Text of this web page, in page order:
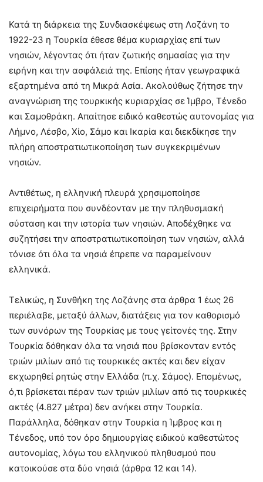
Κατά τη διάρκεια της Συνδιασκέψεως στη Λοζάνη το
1922-23 η Τουρκία έθεσε θέμα κυριαρχίας επί των
νησιών, λέγοντας ότι ήταν ζωτικής σημασίας για την
ειρήνη και την ασφάλειά της. Επίσης ήταν γεωγραφικά
εξαρτημένα από τη Μικρά Ασία. Ακολούθως ζήτησε την
αναγνώριση της τουρκικής κυριαρχίας σε Ίμβρο, Τένεδο
και Σαμοθράκη. Απαίτησε ειδικό καθεστώς αυτονομίας για
Λήμνο, Λέσβο, Χίο, Σάμο και Ικαρία και διεκδίκησε την
πλήρη αποστρατιωτικοποίηση των συγκεκριμένων
νησιών.
Αντιθέτως, η ελληνική πλευρά χρησιμοποίησε
επιχειρήματα που συνδέονταν με την πληθυσμιακή
σύσταση και την ιστορία των νησιών. Αποδέχθηκε να
συζητήσει την αποστρατιωτικοποίηση των νησιών, αλλά
τόνισε ότι όλα τα νησιά έπρεπε να παραμείνουν
ελληνικά.
Τελικώς, η Συνθήκη της Λοζάνης στα άρθρα 1 έως 26
περιέλαβε, μεταξύ άλλων, διατάξεις για τον καθορισμό
των συνόρων της Τουρκίας με τους γείτονές της. Στην
Τουρκία δόθηκαν όλα τα νησιά που βρίσκονταν εντός
τριών μιλίων από τις τουρκικές ακτές και δεν είχαν
εκχωρηθεί ρητώς στην Ελλάδα (π.χ. Σάμος). Επομένως,
ό,τι βρίσκεται πέραν των τριών μιλίων από τις τουρκικές
ακτές (4.827 μέτρα) δεν ανήκει στην Τουρκία.
Παράλληλα, δόθηκαν στην Τουρκία η Ίμβρος και η
Τένεδος, υπό τον όρο δημιουργίας ειδικού καθεστώτος
αυτονομίας, λόγω του ελληνικού πληθυσμού που
κατοικούσε στα δύο νησιά (άρθρα 12 και 14).